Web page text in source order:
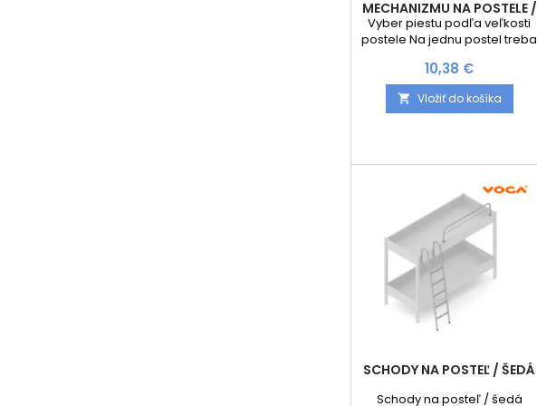
MECHANIZMU NA POSTELE /
385 MM
Vyber piestu podľa veľkosti
postele Na jednu postel treba
doobjednať aj zdvíhací
mechanizmus Dĺžka piestu 385
mm
Cena
10,38 €
 Vložiť do košíka
SCHODY NA POSTEĽ / ŠEDÁ
Schody na posteľ / šedá